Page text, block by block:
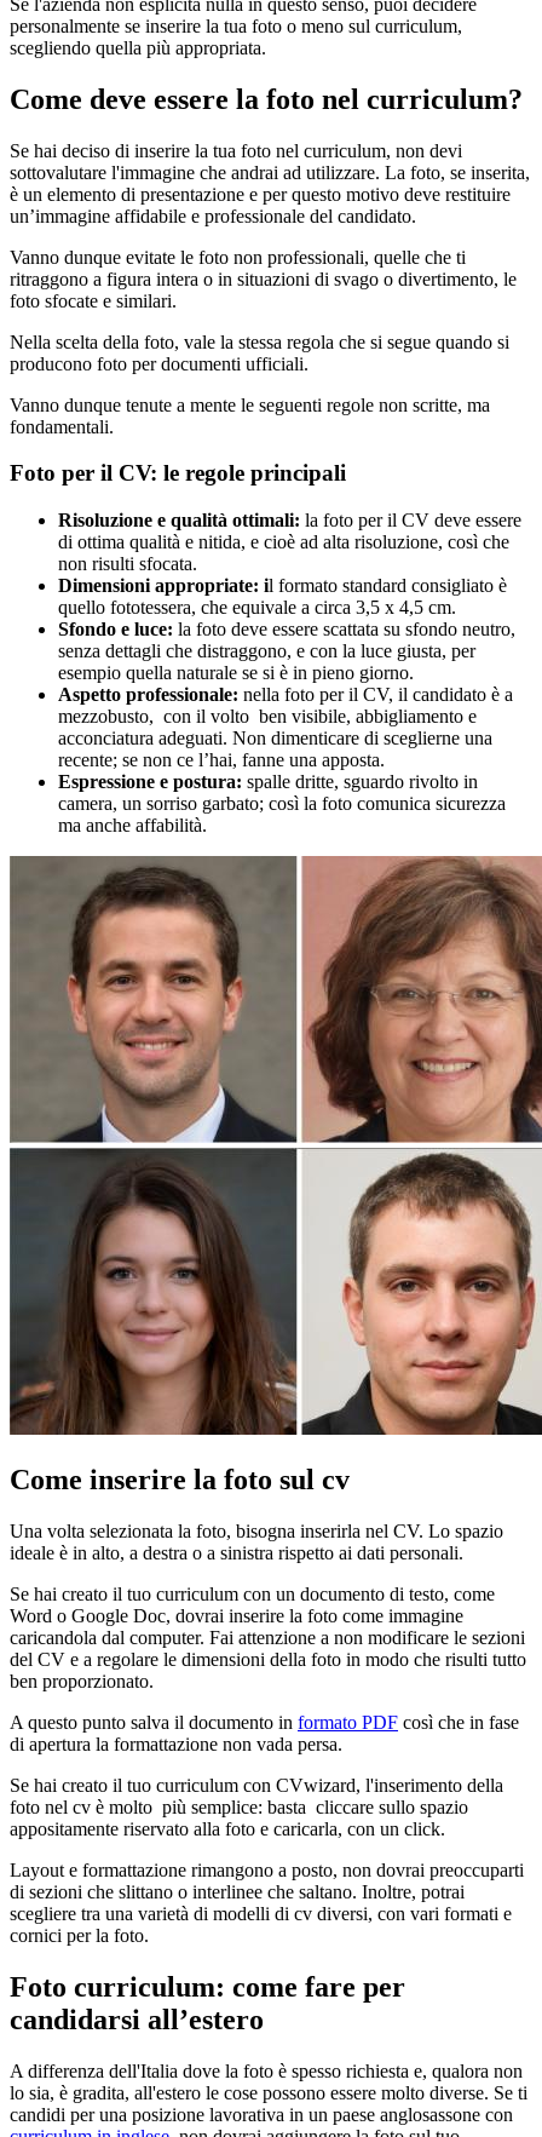
personalmente se inserire la tua foto o meno sul curriculum,
scegliendo quella più appropriata.
Come deve essere la foto nel curriculum?
Se hai deciso di inserire la tua foto nel curriculum, non devi
sottovalutare l'immagine che andrai ad utilizzare. La foto, se inserita,
è un elemento di presentazione e per questo motivo deve restituire
un’immagine affidabile e professionale del candidato.
Vanno dunque evitate le foto non professionali, quelle che ti
ritraggono a figura intera o in situazioni di svago o divertimento, le
foto sfocate e similari.
Nella scelta della foto, vale la stessa regola che si segue quando si
producono foto per documenti ufficiali.
Vanno dunque tenute a mente le seguenti regole non scritte, ma
fondamentali.
Foto per il CV: le regole principali
Risoluzione e qualità ottimali: la foto per il CV deve essere
di ottima qualità e nitida, e cioè ad alta risoluzione, così che
non risulti sfocata.
Dimensioni appropriate: il formato standard consigliato è
quello fototessera, che equivale a circa 3,5 x 4,5 cm.
Sfondo e luce: la foto deve essere scattata su sfondo neutro,
senza dettagli che distraggono, e con la luce giusta, per
esempio quella naturale se si è in pieno giorno.
Aspetto professionale: nella foto per il CV, il candidato è a
mezzobusto, con il volto ben visibile, abbigliamento e
acconciatura adeguati. Non dimenticare di sceglierne una
recente; se non ce l’hai, fanne una apposta.
Espressione e postura: spalle dritte, sguardo rivolto in
camera, un sorriso garbato; così la foto comunica sicurezza
ma anche affabilità.
Come inserire la foto sul cv
Una volta selezionata la foto, bisogna inserirla nel CV. Lo spazio
ideale è in alto, a destra o a sinistra rispetto ai dati personali.
Se hai creato il tuo curriculum con un documento di testo, come
Word o Google Doc, dovrai inserire la foto come immagine
caricandola dal computer. Fai attenzione a non modificare le sezioni
del CV e a regolare le dimensioni della foto in modo che risulti tutto
ben proporzionato.
A questo punto salva il documento in formato PDF così che in fase
di apertura la formattazione non vada persa.
Se hai creato il tuo curriculum con CVwizard, l'inserimento della
foto nel cv è molto più semplice: basta cliccare sullo spazio
appositamente riservato alla foto e caricarla, con un click.
Layout e formattazione rimangono a posto, non dovrai preoccuparti
di sezioni che slittano o interlinee che saltano. Inoltre, potrai
scegliere tra una varietà di modelli di cv diversi, con vari formati e
cornici per la foto.
Foto curriculum: come fare per
candidarsi all’estero
A differenza dell'Italia dove la foto è spesso richiesta e, qualora non
lo sia, è gradita, all'estero le cose possono essere molto diverse. Se ti
candidi per una posizione lavorativa in un paese anglosassone con